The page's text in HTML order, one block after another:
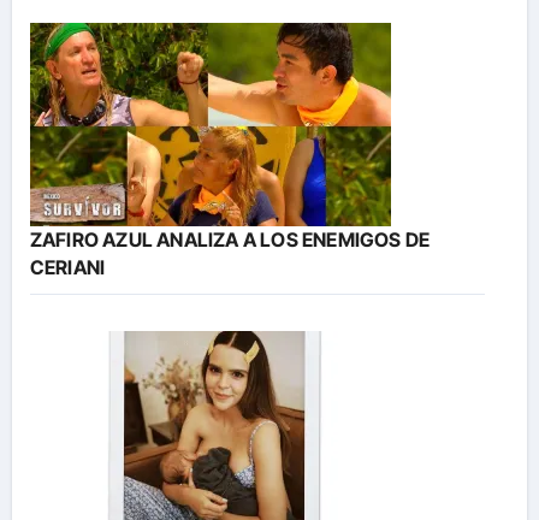
ZAFIRO AZUL ANALIZA A LOS ENEMIGOS DE
CERIANI